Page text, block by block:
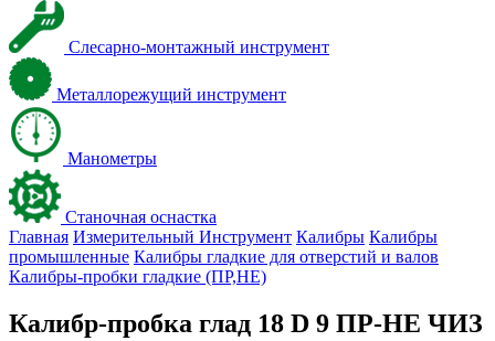
Слесарно-монтажный инструмент
Металлорежущий инструмент
Манометры
Станочная оснастка
Главная Измерительный Инструмент Калибры Калибры
промышленные Калибры гладкие для отверстий и валов
Калибры-пробки гладкие (ПР,НЕ)
Калибр-пробка глад 18 D 9 ПР-НЕ ЧИЗ